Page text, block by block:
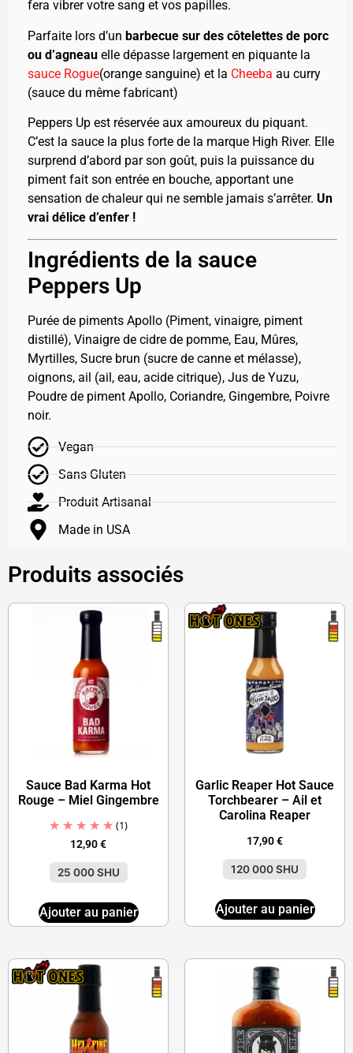
fera vibrer votre sang et vos papilles.
Parfaite lors d’un barbecue sur des côtelettes de porc
ou d’agneau elle dépasse largement en piquante la
sauce Rogue(orange sanguine) et la Cheeba au curry
(sauce du même fabricant)
Peppers Up est réservée aux amoureux du piquant.
C’est la sauce la plus forte de la marque High River. Elle
surprend d’abord par son goût, puis la puissance du
piment fait son entrée en bouche, apportant une
sensation de chaleur qui ne semble jamais s’arrêter. Un
vrai délice d’enfer !
Ingrédients de la sauce
Peppers Up
Purée de piments Apollo (Piment, vinaigre, piment
distillé), Vinaigre de cidre de pomme, Eau, Mûres,
Myrtilles, Sucre brun (sucre de canne et mélasse),
oignons, ail (ail, eau, acide citrique), Jus de Yuzu,
Poudre de piment Apollo, Coriandre, Gingembre, Poivre
noir.
Vegan
Sans Gluten
Produit Artisanal
Made in USA
Produits associés
Sauce Bad Karma Hot
Rouge – Miel Gingembre
(1)
12,90€
25 000 SHU
Ajouter au panier
Garlic Reaper Hot Sauce
Torchbearer – Ail et
Carolina Reaper
17,90€
120 000 SHU
Ajouter au panier